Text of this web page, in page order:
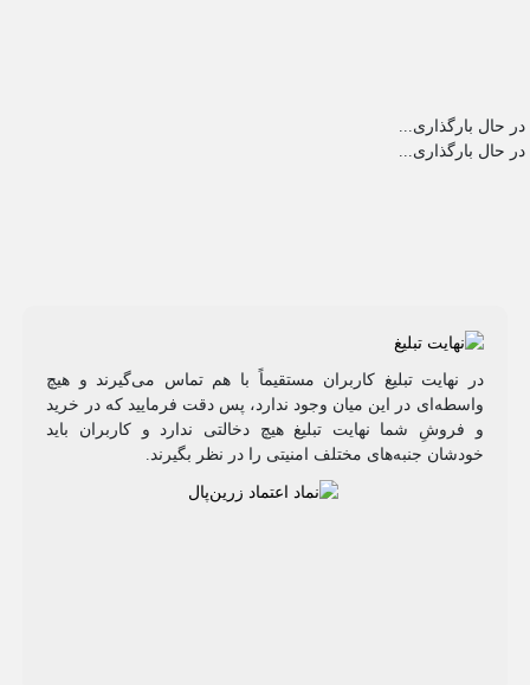
در حال بارگذاری...
در حال بارگذاری...
در نهایت تبلیغ کاربران مستقیماً با هم تماس می‌گیرند و هیچ
واسطه‌ای در این میان وجود ندارد، پس دقت فرمایید که در خرید
و فروشِ شما نهایت تبلیغ هیچ دخالتی ندارد و کاربران باید
خودشان جنبه‌های مختلف امنیتی را در نظر بگیرند.